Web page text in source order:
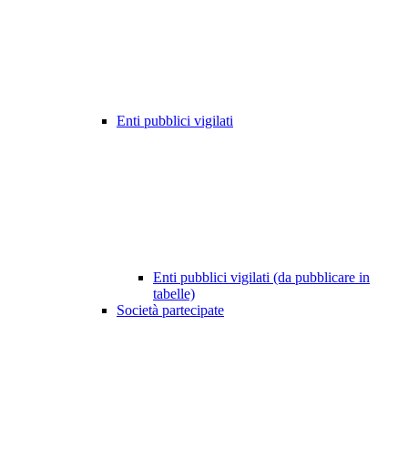
Enti pubblici vigilati
Enti pubblici vigilati (da pubblicare in
tabelle)
Società partecipate